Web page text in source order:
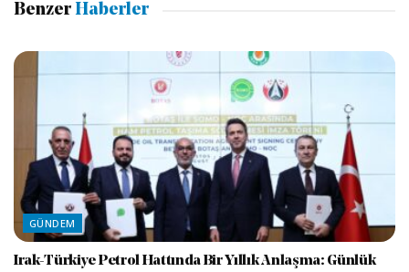
Benzer Haberler
GÜNDEM
Irak-Türkiye Petrol Hattında Bir Yıllık Anlaşma: Günlük